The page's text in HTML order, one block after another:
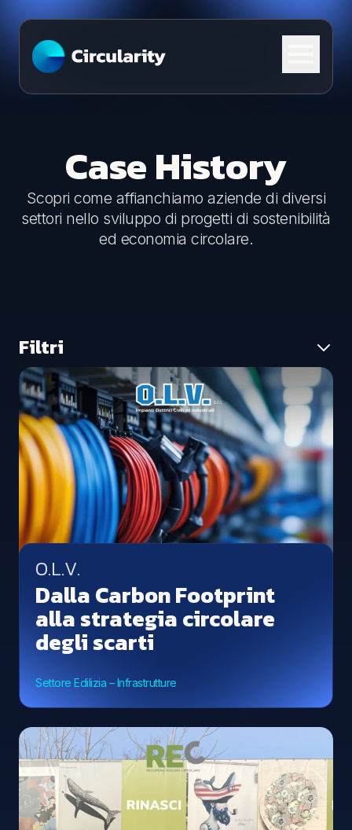
Skip to content
Case History
Scopri come affianchiamo aziende di diversi
settori nello sviluppo di progetti di sostenibilità
ed economia circolare.
Filtri
Tutti i settori
Agroalimentare
Automotive
Beauty e cosmetica
Edilizia – Infrastrutture
Sport
Farmaceutico
Manifatturiero
Metallurgico
Packaging
Plastica
Servizi
Tessile
O.L.V.
Dalla Carbon Footprint
alla strategia circolare
degli scarti
Settore Edilizia – Infrastrutture